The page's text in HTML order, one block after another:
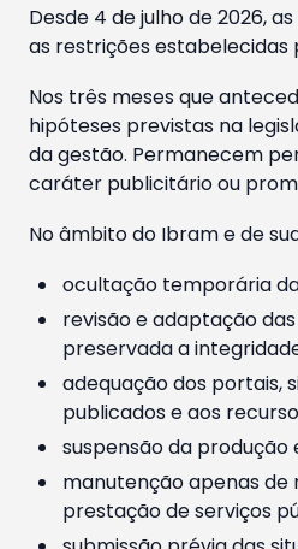
Desde 4 de julho de 2026,
as restrições estabelecidas
Nos três meses que
hipóteses previstas na
da gestão. Permanecem
caráter publicitário ou
No âmbito do Ibram e de
ocultação temporária
revisão e adaptação
preservada a
adequação dos portais,
publicados e aos
suspensão da
manutenção apenas de
prestação de serviços